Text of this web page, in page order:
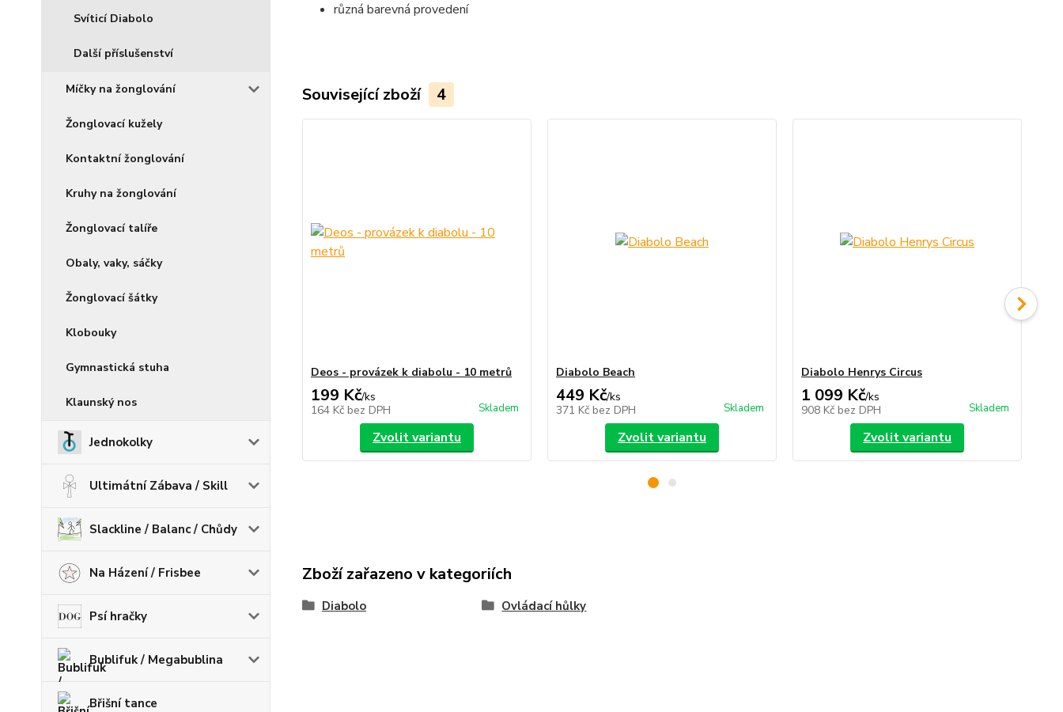
Svíticí Diabolo
Další příslušenství
Míčky na žonglování
Žonglovací kužely
Kontaktní žonglování
Kruhy na žonglování
Žonglovací talíře
Obaly, vaky, sáčky
Žonglovací šátky
Klobouky
Gymnastická stuha
Klaunský nos
Jednokolky
Ultimátní Zábava / Skill
Slackline / Balanc / Chůdy
Na Házení / Frisbee
Psí hračky
Bublifuk / Megabublina
Břišní tance
různá barevná provedení
Související zboží 4
Deos - provázek k diabolu - 10 metrů
199 Kč/ks
164 Kč bez DPH Skladem
Zvolit variantu
Diabolo Beach
449 Kč/ks
371 Kč bez DPH Skladem
Zvolit variantu
Diabolo Henrys Circus
1 099 Kč/ks
908 Kč bez DPH Skladem
Zvolit variantu
Zboží zařazeno v kategoriích
Diabolo Ovládací hůlky